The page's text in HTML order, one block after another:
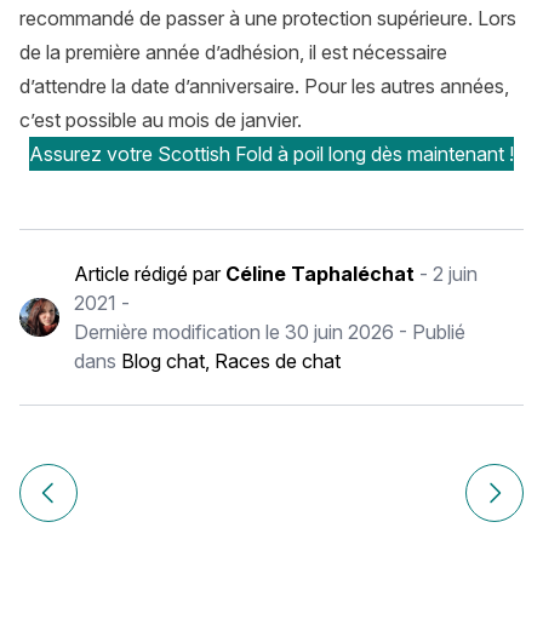
recommandé de passer à une protection supérieure. Lors
de la première année d’adhésion, il est nécessaire
d’attendre la date d’anniversaire. Pour les autres années,
c’est possible au mois de janvier.
Assurez votre Scottish Fold à poil long dès maintenant !
Article rédigé par Céline Taphaléchat- 2 juin
2021 -
Dernière modification le 30 juin 2026 - Publié
dans Blog chat, Races de chat
Navigation
de
Article précédent Savannah : histoire, caractère, Article